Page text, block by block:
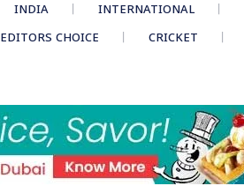
INDIA INTERNATIONAL
EDITORS CHOICE CRICKET